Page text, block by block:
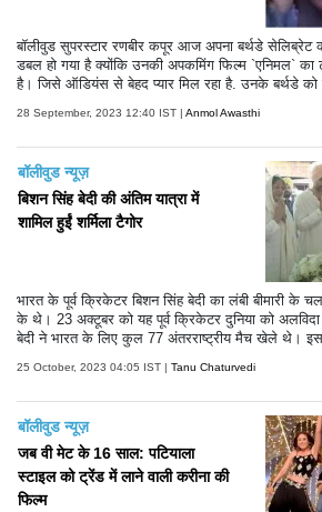
बॉलीवुड सुपरस्टार रणबीर कपूर आज अपना बर्थडे
डबल हो गया है क्योंकि उनकी अपकमिंग फिल्म `एनिमल` का
है। जिसे ऑडियंस से बेहद प्यार मिल रहा है. उनके बर्थडे
लिया ने अपने इंस्ट हैंडल पर अपनी हबी को विश करते हुए
र करते हुए आलिया ने कैप्शन में लिखा, `मेरे प्यार.. मेरे
की जगह.. जैसे ही आप मेरे ठीक बगल में बैठकर अपने
हैं.. मैं बस इतना ही कहना चाहूंगी.. जन्मदिन मुबारक हो
28 September, 2023 12:40 IST | Anmol Awasthi
बॉलीवुड न्यूज़
बिशन सिंह बेदी की अंतिम यात्रा में
शामिल हुईं शर्मिला टैगोर
भारत के पूर्व क्रिकेटर बिशन सिंह बेदी का लंबी बीमारी के
के थे। 23 अक्टूबर को यह पूर्व क्रिकेटर दुनिया को
बेदी ने भारत के लिए कुल 77 अंतरराष्ट्रीय मैच खेले थे। इस
यात्रा की कुछ तस्वीरें सामने आई हैं। इसमें उनके बेटे अंगद
25 October, 2023 04:05 IST | Tanu Chaturvedi
बॉलीवुड न्यूज़
जब वी मेट के 16 साल: पटियाला
स्टाइल को ट्रेंड में लाने वाली करीना की
फिल्म